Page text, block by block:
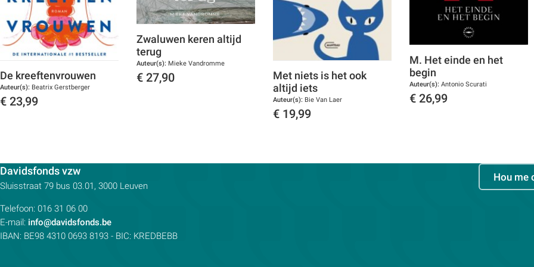
De kreeftenvrouwen
Auteur(s): Beatrix Gerstberger
€ 23,99
Zwaluwen keren altijd
terug
Auteur(s): Mieke Vandromme
€ 27,90
Met niets is het ook
altijd iets
Auteur(s): Bie Van Laer
€ 19,99
M. Het einde en het
begin
Auteur(s): Antonio Scurati
€ 26,99
Davidsfonds vzwContactpersoon:
Adres:
Sluisstraat 79 bus 03.01, 3000 Leuven
Telefoon: 016 31 06 00
E-mail: info@davidsfonds.be
IBAN: BE98 4310 0693 8193 - BIC: KREDBEBB
Hou me